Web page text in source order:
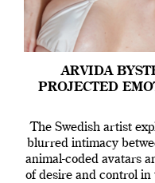
ARVIDA
PROJECTED
The Swedish artist
blurred intimacy
animal-coded avatars
of desire and control